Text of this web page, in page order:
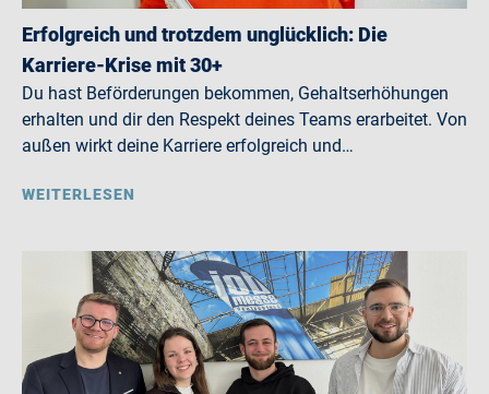
Erfolgreich und trotzdem unglücklich: Die
Karriere-Krise mit 30+
Du hast Beförderungen bekommen, Gehaltserhöhungen
erhalten und dir den Respekt deines Teams erarbeitet. Von
außen wirkt deine Karriere erfolgreich und…
WEITERLESEN